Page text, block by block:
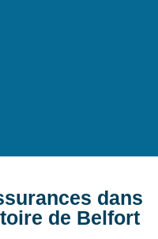
dans
de Belfort